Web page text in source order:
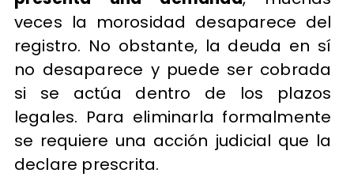
veces la morosidad desaparece del
registro. No obstante, la deuda en sí
no desaparece y puede ser cobrada
si se actúa dentro de los plazos
legales. Para eliminarla formalmente
se requiere una acción judicial que la
declare prescrita.